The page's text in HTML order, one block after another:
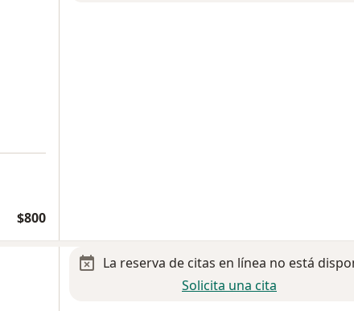
$800
La reserva de citas en línea no está
Solicita una cita